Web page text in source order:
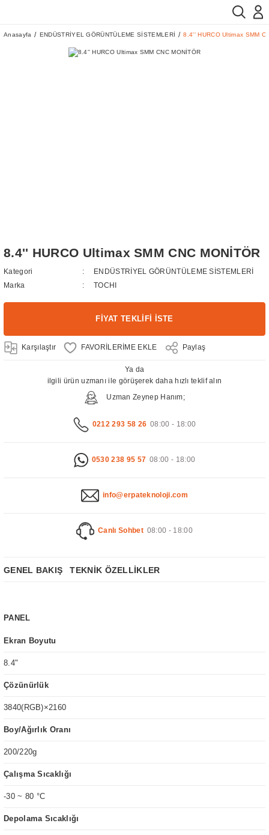
Anasayfa ENDÜSTRİYEL GÖRÜNTÜLEME SİSTEMLERİ 8.4'' HURCO Ultimax SMM
8.4'' HURCO Ultimax SMM CNC MONİTÖR
Kategori
ENDÜSTRİYEL GÖRÜNTÜLEME SİSTEMLERİ
Marka
TOCHI
FİYAT TEKLİFİ İSTE
Karşılaştır Paylaş
Ya da
ilgili ürün uzmanı ile görüşerek daha hızlı teklif alın
Uzman Zeynep Hanım;
0212 293 58 26 08:00 - 18:00
0530 238 95 57 08:00 - 18:00
info@erpateknoloji.com
Canlı Sohbet 08:00 - 18:00
GENEL BAKIŞ TEKNİK ÖZELLİKLER
PANEL
Ekran Boyutu
8.4"
Çözünürlük
3840(RGB)×2160
Boy/Ağırlık Oranı
200/220g
Çalışma Sıcaklığı
-30 ~ 80 °C
Depolama Sıcaklığı